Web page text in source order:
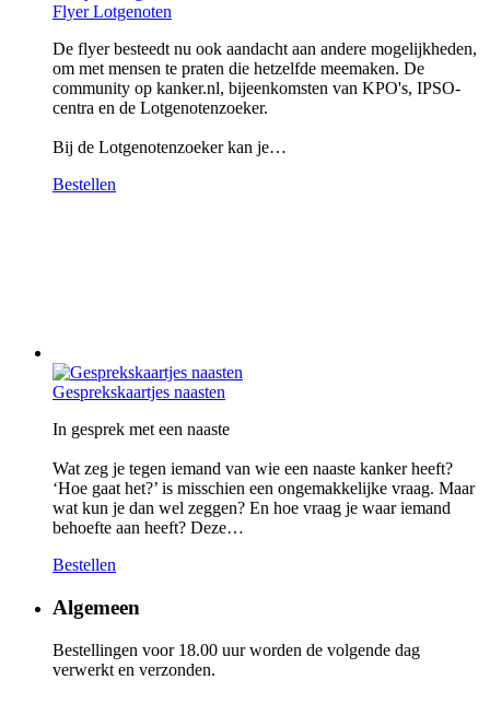
Flyer Lotgenoten
De flyer besteedt nu ook aandacht aan andere mogelijkheden,
om met mensen te praten die hetzelfde meemaken. De
community op kanker.nl, bijeenkomsten van KPO's, IPSO-
centra en de Lotgenotenzoeker.
Bij de Lotgenotenzoeker kan je…
Bestellen
Gesprekskaartjes naasten
In gesprek met een naaste
Wat zeg je tegen iemand van wie een naaste kanker heeft?
‘Hoe gaat het?’ is misschien een ongemakkelijke vraag. Maar
wat kun je dan wel zeggen? En hoe vraag je waar iemand
behoefte aan heeft? Deze…
Bestellen
Algemeen
Bestellingen voor 18.00 uur worden de volgende dag
verwerkt en verzonden.